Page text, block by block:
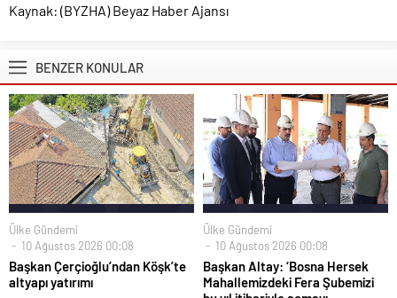
Kaynak: (BYZHA) Beyaz Haber Ajansı
BENZER KONULAR
Ülke Gündemi
10 Ağustos 2026 00:08
Başkan Çerçioğlu’ndan Köşk’te
altyapı yatırımı
Ülke Gündemi
10 Ağustos 2026 00:08
Başkan Altay: ‘Bosna Hersek
Mahallemizdeki Fera Şubemizi